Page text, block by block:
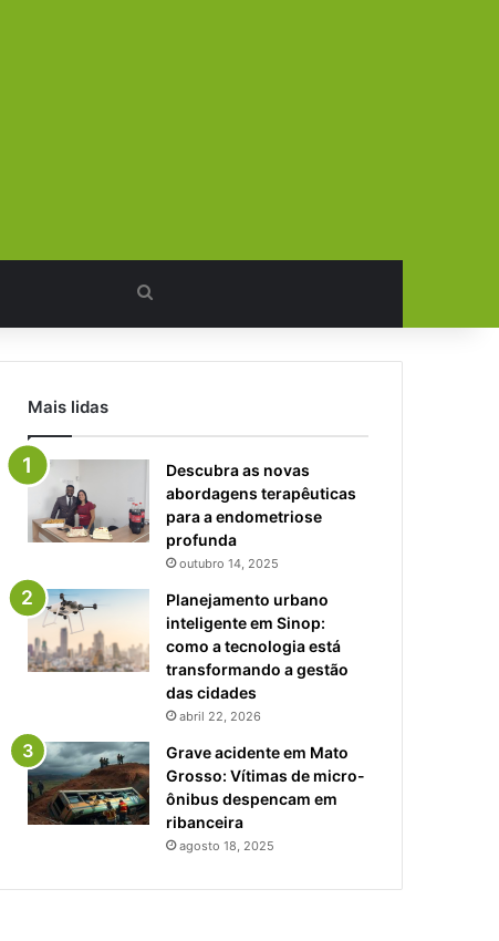
Procurar
por
Mais lidas
Descubra as novas
abordagens terapêuticas
para a endometriose
profunda
outubro 14, 2025
Planejamento urbano
inteligente em Sinop:
como a tecnologia está
transformando a gestão
das cidades
abril 22, 2026
Grave acidente em Mato
Grosso: Vítimas de micro-
ônibus despencam em
ribanceira
agosto 18, 2025